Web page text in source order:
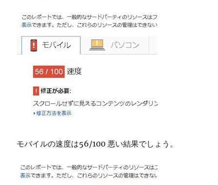
モバイルの速度は56/100 悪い結果でしょう。